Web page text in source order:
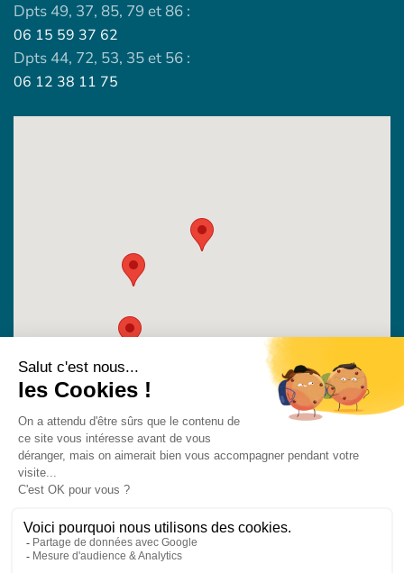
Dpts 49, 37, 85, 79 et 86 :
06 15 59 37 62
Dpts 44, 72, 53, 35 et 56 :
06 12 38 11 75
Mentions légales
Politique des Cookies
Politique de Confidentialité
©2026Escaliers Tour du Bois. Tous droits réservés. Designed by